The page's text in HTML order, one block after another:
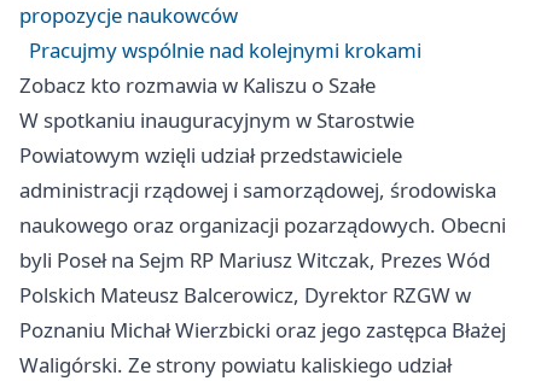
propozycje naukowców
Pracujmy wspólnie nad kolejnymi krokami
Zobacz kto rozmawia w Kaliszu o Szałe
W spotkaniu inauguracyjnym w Starostwie
Powiatowym wzięli udział przedstawiciele
administracji rządowej i samorządowej, środowiska
naukowego oraz organizacji pozarządowych. Obecni
byli Poseł na Sejm RP Mariusz Witczak, Prezes Wód
Polskich Mateusz Balcerowicz, Dyrektor RZGW w
Poznaniu Michał Wierzbicki oraz jego zastępca Błażej
Waligórski. Ze strony powiatu kaliskiego udział